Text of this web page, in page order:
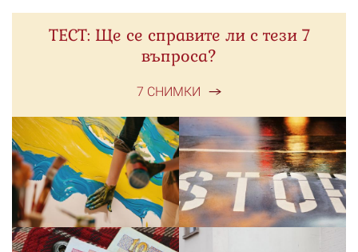
ТЕСТ: Ще се справите ли с тези 7
въпроса?
7 СНИМКИ